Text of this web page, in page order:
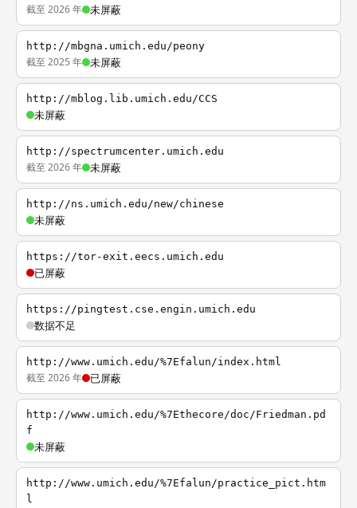
截至 2026 年 未屏蔽
http://mbgna.umich.edu/peony
截至 2025 年 未屏蔽
http://mblog.lib.umich.edu/CCS
未屏蔽
http://spectrumcenter.umich.edu
截至 2026 年 未屏蔽
http://ns.umich.edu/new/chinese
未屏蔽
https://tor-exit.eecs.umich.edu
已屏蔽
https://pingtest.cse.engin.umich.edu
数据不足
http://www.umich.edu/%7Efalun/index.html
截至 2026 年 已屏蔽
http://www.umich.edu/%7Ethecore/doc/Friedman.pd
f
未屏蔽
http://www.umich.edu/%7Efalun/practice_pict.htm
l